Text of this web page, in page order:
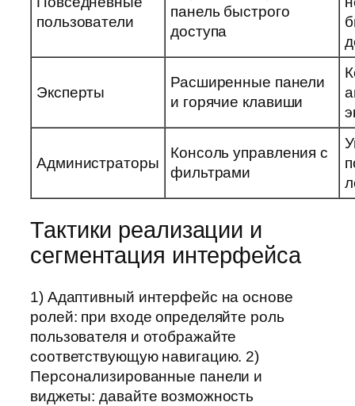
пользователи
панель быстрого
доступа
Эксперты
Расширенные панели
и горячие клавиши
Администраторы
Консоль управления с
фильтрами
Тактики реализации и
сегментация интерфейса
1) Адаптивный интерфейс на основе
ролей: при входе определяйте роль
пользователя и отображайте
соответствующую навигацию. 2)
Персонализированные панели и
виджеты: давайте возможность